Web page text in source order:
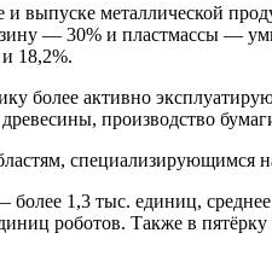
металлической
— 30% и пластмассы —
18,2%.
более активно
производство
специализирующимся
1,3 тыс. единиц,
роботов. Также в